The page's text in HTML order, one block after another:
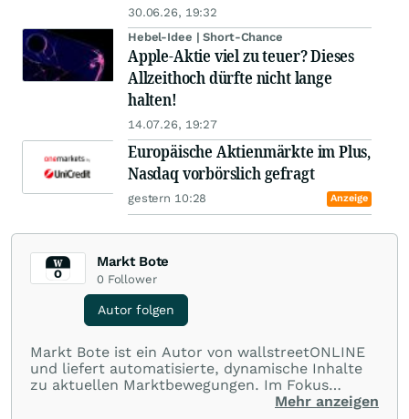
30.06.26, 19:32
Hebel-Idee | Short-Chance
Apple-Aktie viel zu teuer? Dieses
Allzeithoch dürfte nicht lange
halten!
14.07.26, 19:27
Europäische Aktienmärkte im Plus,
Nasdaq vorbörslich gefragt
gestern 10:28 Anzeige
Markt Bote
0 Follower
Autor folgen
Markt Bote ist ein Autor von wallstreetONLINE
und liefert automatisierte, dynamische Inhalte
zu aktuellen Marktbewegungen. Im Fokus
stehen Tops und Flops, Branchentrends und
Mehr anzeigen